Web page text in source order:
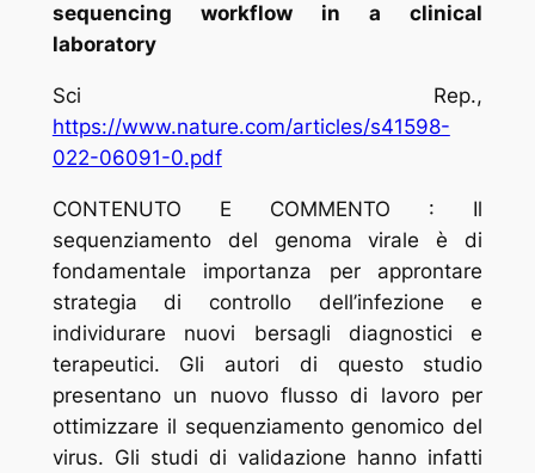
sequencing workflow in a clinical
laboratory
Sci Rep.,
https://www.nature.com/articles/s41598-
022-06091-0.pdf
CONTENUTO E COMMENTO : Il
sequenziamento del genoma virale è di
fondamentale importanza per approntare
strategia di controllo dell’infezione e
individurare nuovi bersagli diagnostici e
terapeutici. Gli autori di questo studio
presentano un nuovo flusso di lavoro per
ottimizzare il sequenziamento genomico del
virus. Gli studi di validazione hanno infatti